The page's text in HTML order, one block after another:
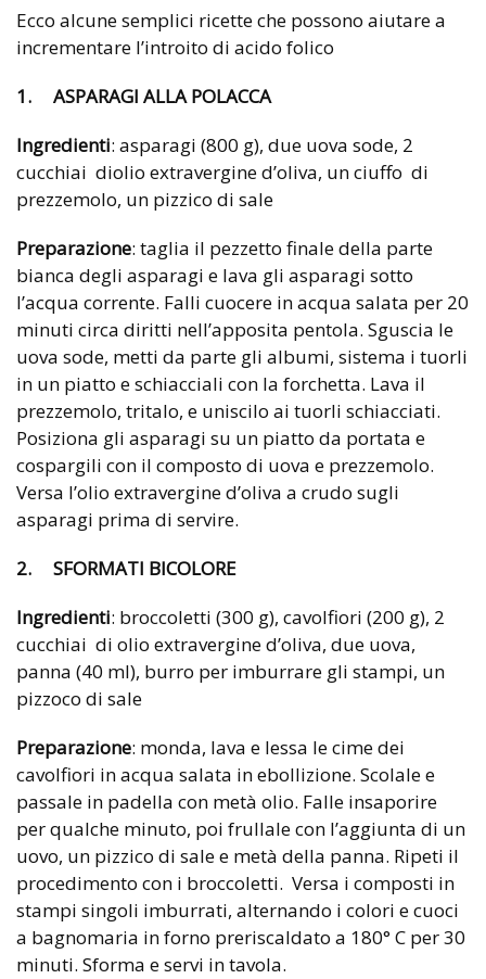
Ecco alcune semplici ricette che possono aiutare a
incrementare l’introito di acido folico
1. ASPARAGI ALLA POLACCA
Ingredienti: asparagi (800 g), due uova sode, 2
cucchiai diolio extravergine d’oliva, un ciuffo di
prezzemolo, un pizzico di sale
Preparazione: taglia il pezzetto finale della parte
bianca degli asparagi e lava gli asparagi sotto
l’acqua corrente. Falli cuocere in acqua salata per 20
minuti circa diritti nell’apposita pentola. Sguscia le
uova sode, metti da parte gli albumi, sistema i tuorli
in un piatto e schiacciali con la forchetta. Lava il
prezzemolo, tritalo, e uniscilo ai tuorli schiacciati.
Posiziona gli asparagi su un piatto da portata e
cospargili con il composto di uova e prezzemolo.
Versa l’olio extravergine d’oliva a crudo sugli
asparagi prima di servire.
2. SFORMATI BICOLORE
Ingredienti: broccoletti (300 g), cavolfiori (200 g), 2
cucchiai di olio extravergine d’oliva, due uova,
panna (40 ml), burro per imburrare gli stampi, un
pizzoco di sale
Preparazione: monda, lava e lessa le cime dei
cavolfiori in acqua salata in ebollizione. Scolale e
passale in padella con metà olio. Falle insaporire
per qualche minuto, poi frullale con l’aggiunta di un
uovo, un pizzico di sale e metà della panna. Ripeti il
procedimento con i broccoletti. Versa i composti in
stampi singoli imburrati, alternando i colori e cuoci
a bagnomaria in forno preriscaldato a 180° C per 30
minuti. Sforma e servi in tavola.